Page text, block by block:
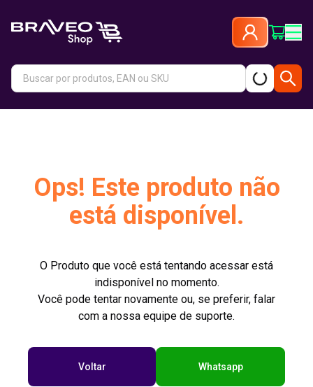
Ops! Este produto não
está disponível.
O Produto que você está tentando acessar está
indisponível no momento.
Você pode tentar novamente ou, se preferir, falar
com a nossa equipe de suporte.
Voltar Whatsapp